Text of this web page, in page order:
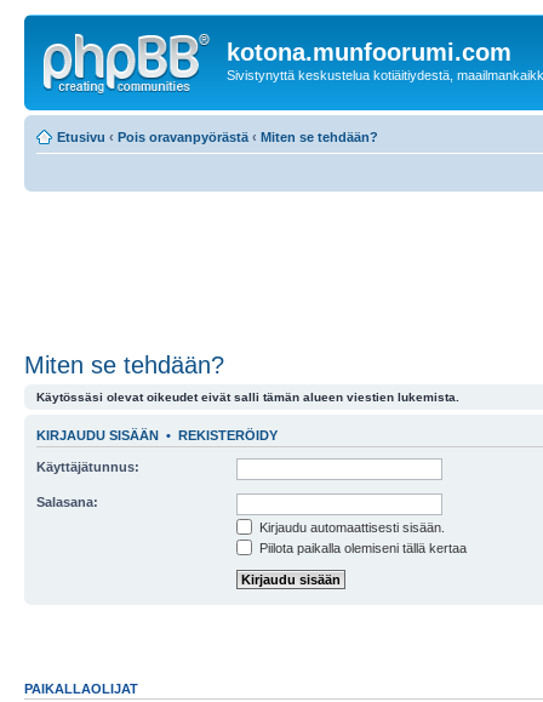
kotona.munfoorumi.com
Sivistynyttä keskustelua kotiäitiydestä,
Etusivu ‹ Pois oravanpyörästä ‹ Miten se tehdään?
Miten se tehdään?
Käytössäsi olevat oikeudet eivät salli tämän alueen viestien lukemista.
KIRJAUDU SISÄÄN • REKISTERÖIDY
Käyttäjätunnus:
Salasana:
Kirjaudu automaattisesti sisään.
Piilota paikalla olemiseni tällä kertaa
PAIKALLAOLIJAT